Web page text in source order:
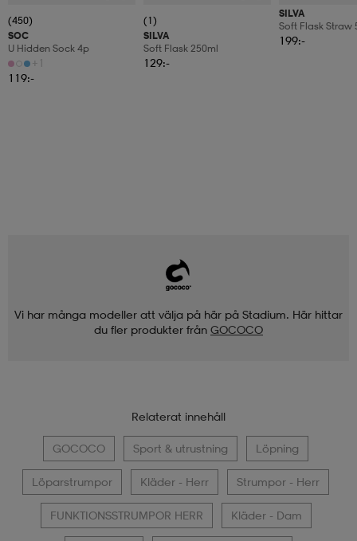
(450)
SOC
U Hidden Sock 4p
+1
119:-
(1)
SILVA
Soft Flask 250ml
129:-
SILVA
Soft Flask Straw
199:-
Vi har många modeller att välja på här på Stadium. Här hittar
du fler produkter från GOCOCO
Relaterat innehåll
GOCOCO Sport & utrustning Löpning
Löparstrumpor Kläder - Herr Strumpor - Herr
FUNKTIONSSTRUMPOR HERR Kläder - Dam